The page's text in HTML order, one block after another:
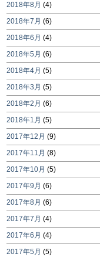
2018年8月 (4)
2018年7月 (6)
2018年6月 (4)
2018年5月 (6)
2018年4月 (5)
2018年3月 (5)
2018年2月 (6)
2018年1月 (5)
2017年12月 (9)
2017年11月 (8)
2017年10月 (5)
2017年9月 (6)
2017年8月 (6)
2017年7月 (4)
2017年6月 (4)
2017年5月 (5)